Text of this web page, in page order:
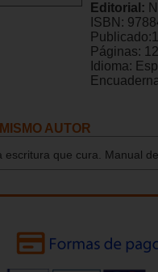
Editorial:
ISBN:
Publicado:
Páginas:
Idioma:
AUTOR
escritura que cura. Manual